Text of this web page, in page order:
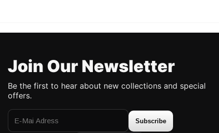
Join Our Newsletter
Be the first to hear about new collections and special
offers.
Subscribe